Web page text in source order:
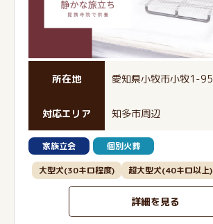
所在地 愛知県小牧市小牧1-95
対応エリア 知多市周辺
家族立会 個別火葬
大型犬(30キロ程度) 超大型犬(40キロ以上)
詳細を見る